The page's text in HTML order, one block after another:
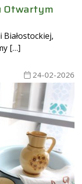
Otwartym
[…]
24-02-2026